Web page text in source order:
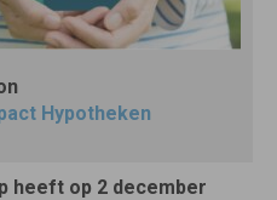
Hypotheken
heeft op 2 december